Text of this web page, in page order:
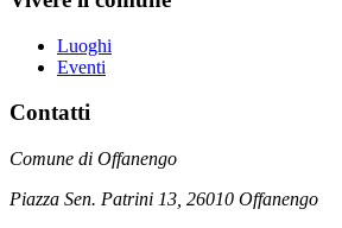
Luoghi
Eventi
Contatti
Comune di Offanengo
Piazza Sen. Patrini 13, 26010 Offanengo